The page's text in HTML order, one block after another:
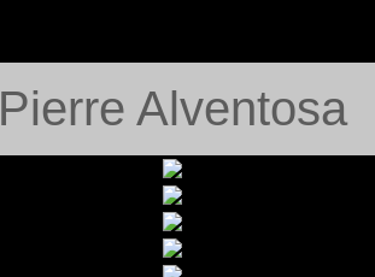
Pierre Alventosa